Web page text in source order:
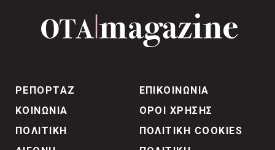
ΡΕΠΟΡΤΑΖ
ΚΟΙΝΩΝΙΑ
ΠΟΛΙΤΙΚΗ
ΕΠΙΚΟΙΝΩΝΙΑ
ΟΡΟΙ ΧΡΗΣΗΣ
ΠΟΛΙΤΙΚΗ COOKIES